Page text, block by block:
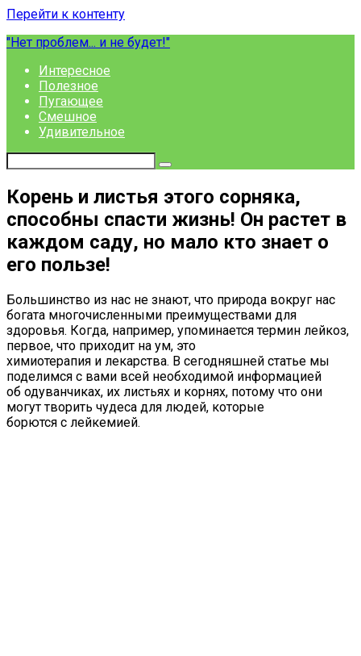
Перейти к контенту
"Нет проблем... и не будет!"
Интересное
Полезное
Пугающее
Смешное
Удивительное
Корень и листья этого сорняка,
способны спасти жизнь! Он растет в
каждом саду, но мало кто знает о
его пользе!
Большинство из нас не знают, что природа вокруг нас
богата многочисленными преимуществами для
здоровья. Когда, например, упоминается термин лейкоз,
первое, что приходит на ум, это
химиотерапия и лекарства. В сегодняшней статье мы
поделимся с вами всей необходимой информацией
об одуванчиках, их листьях и корнях, потому что они
могут творить чудеса для людей, которые
борются с лейкемией.